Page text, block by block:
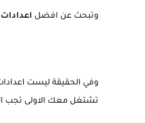
وتبحث عن افضل
وفي الحقيقة ليست
تشتغل معك الاولى تجب